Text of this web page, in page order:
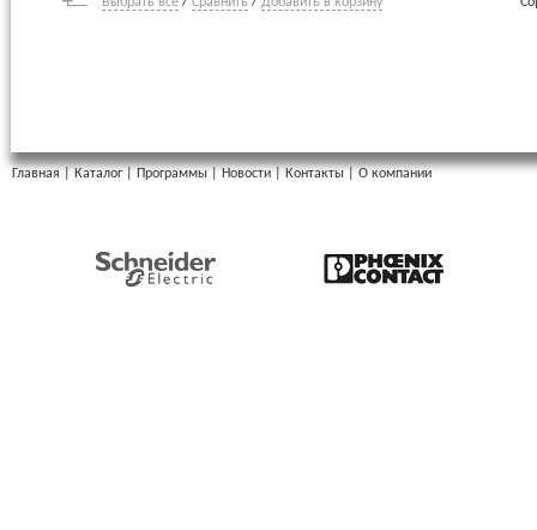
Главная | Каталог | Программы | Новости | Контакты | О компании